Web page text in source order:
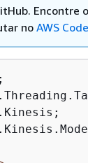
Encontre
no AWS